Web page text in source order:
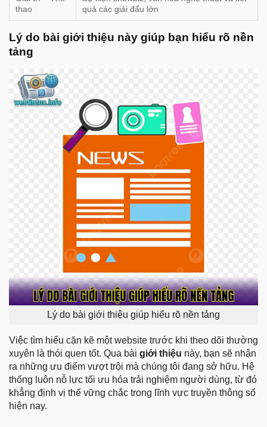
thao
quả các giải đấu lớn
Lý do bài giới thiệu này giúp bạn hiểu rõ nền
tảng
Lý do bài giới thiệu giúp hiểu rõ nền tảng
Việc tìm hiểu cặn kẽ một website trước khi theo dõi thường
xuyên là thói quen tốt. Qua bài giới thiệu này, bạn sẽ nhận
ra những ưu điểm vượt trội mà chúng tôi đang sở hữu. Hệ
thống luôn nỗ lực tối ưu hóa trải nghiệm người dùng, từ đó
khẳng định vị thế vững chắc trong lĩnh vực truyền thông số
hiện nay.